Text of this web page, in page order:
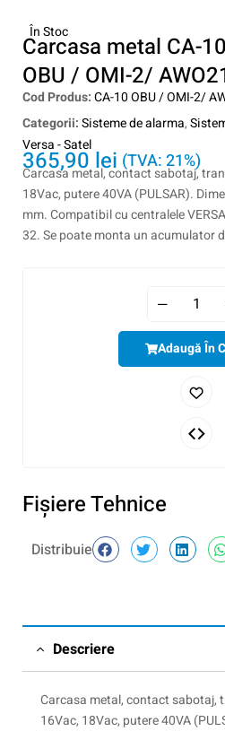
În Stoc
Carcasa metal CA-
OBU / OMI-2/
Cod Produs:CA-10 OBU / OMI-2/
Categorii:Sisteme de alarma,
Versa - Satel
365,90lei (TVA: 21%)
Carcasa metal, contact sabotaj,
18Vac, putere 40VA (PULSAR).
mm. Compatibil cu centralele
32. Se poate monta un acumulator
Adaugă În
Fişiere Tehnice
Distribuie
Descriere
Carcasa metal, contact
16Vac, 18Vac, putere 40VA